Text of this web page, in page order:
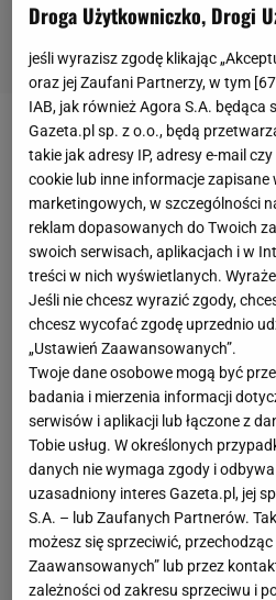
Francuzi są nie tylko
olimpijskimi, ale obrońcami
Rok temu w decydującej
kluczowa okazała się dla
MVP Antoine'a Brizarda
zespołu Jeana Patry'ego. Ta
w tym tygodniu do
Gianiego, bo dostała wolne.
dawali radę również w
- dopiero co grali Włochów
(którzy notabane wygrali z
Droga Użytkowniczko, Drogi
jeśli wyrazisz zgodę klikając
oraz jej Zaufani Partnerzy, w tym [
IAB, jak również Agora S.A. będąca
Gazeta.pl sp. z o.o., będą
takie jak adresy IP, adresy e-mail
cookie lub inne informacje zapisane
marketingowych, w szczególności
reklam dopasowanych do Twoich
swoich serwisach, aplikacjach i w
treści w nich wyświetlanych.
Jeśli nie chcesz wyrazić zgody,
chcesz wycofać zgodę uprzednio
„Ustawień Zaawansowanych”.
Twoje dane osobowe mogą być
badania i mierzenia informacji
serwisów i aplikacji lub łączone z
Tobie usług. W określonych
danych nie wymaga zgody i
uzasadniony interes Gazeta.pl, jej
S.A. – lub Zaufanych Partnerów.
możesz się sprzeciwić, przechodząc
Zaawansowanych” lub przez
zależności od zakresu sprzeciwu i